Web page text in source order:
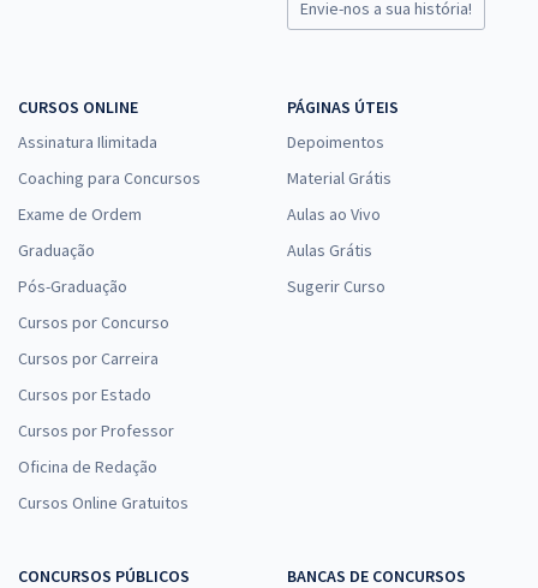
Envie-nos a sua história!
CURSOS ONLINE
Assinatura Ilimitada
Coaching para Concursos
Exame de Ordem
Graduação
Pós-Graduação
Cursos por Concurso
Cursos por Carreira
Cursos por Estado
Cursos por Professor
Oficina de Redação
Cursos Online Gratuitos
PÁGINAS ÚTEIS
Depoimentos
Material Grátis
Aulas ao Vivo
Aulas Grátis
Sugerir Curso
CONCURSOS PÚBLICOS
BANCAS DE CONCURSOS